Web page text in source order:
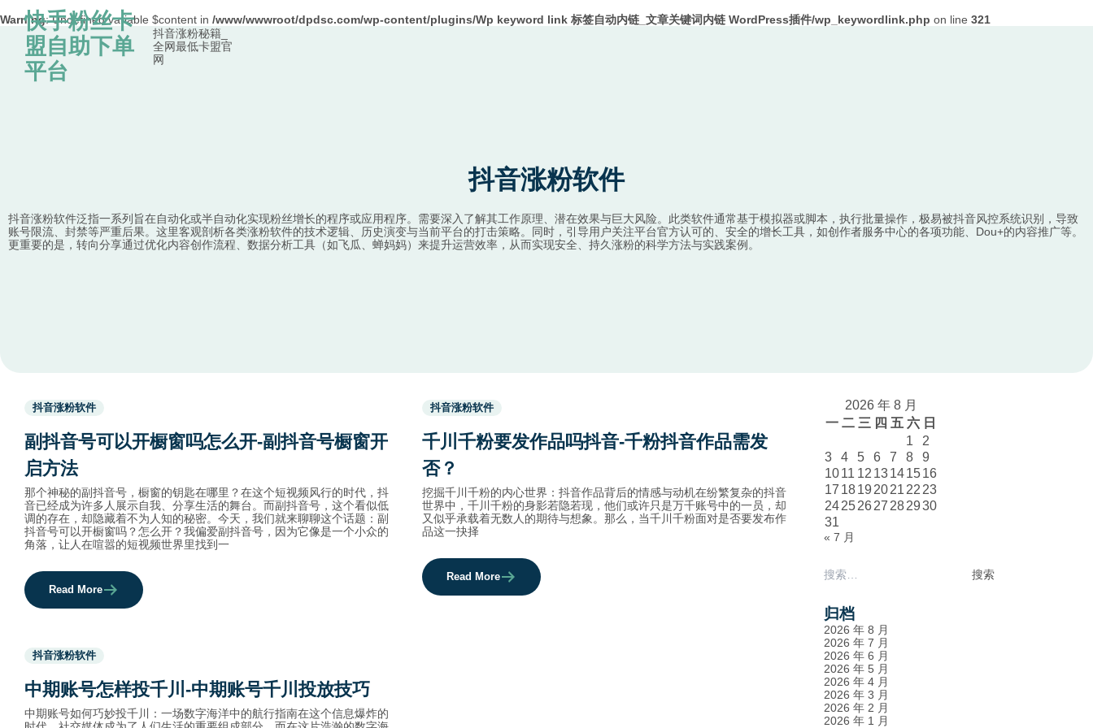
Warning: Undefined variable $content in /www/wwwroot/dpdsc.com/wp-content/plugins/Wp keyword link 标签自动内链_文章关键词内链 WordPress插件/wp_keywordlink.php on line 321
Skip to content
快手粉丝卡
盟自助下单
平台
抖音涨粉秘籍_
全网最低卡盟官
网
抖音涨粉软件
抖音涨粉软件泛指一系列旨在自动化或半自动化实现粉丝增长的程序或应用程序。需要深入了解其工作原理、潜在效果与巨大风险。此类软件通常基于模拟器或脚本，执行批量操作，极易被抖音风控系统识别，导致
账号限流、封禁等严重后果。这里客观剖析各类涨粉软件的技术逻辑、历史演变与当前平台的打击策略。同时，引导用户关注平台官方认可的、安全的增长工具，如创作者服务中心的各项功能、Dou+的内容推广等。
更重要的是，转向分享通过优化内容创作流程、数据分析工具（如飞瓜、蝉妈妈）来提升运营效率，从而实现安全、持久涨粉的科学方法与实践案例。
Used
before
category
names.
抖音涨粉软件
副抖音号可以开橱窗吗怎么开-副抖音号橱窗开
启方法
那个神秘的副抖音号，橱窗的钥匙在哪里？在这个短视频风行的时代，抖
音已经成为许多人展示自我、分享生活的舞台。而副抖音号，这个看似低
调的存在，却隐藏着不为人知的秘密。今天，我们就来聊聊这个话题：副
抖音号可以开橱窗吗？怎么开？我偏爱副抖音号，因为它像是一个小众的
角落，让人在喧嚣的短视频世界里找到一
Read More
Used
before
category
names.
抖音涨粉软件
千川千粉要发作品吗抖音-千粉抖音作品需发
否？
挖掘千川千粉的内心世界：抖音作品背后的情感与动机在纷繁复杂的抖音
世界中，千川千粉的身影若隐若现，他们或许只是万千账号中的一员，却
又似乎承载着无数人的期待与想象。那么，当千川千粉面对是否要发布作
品这一抉择
Read More
Used
before
names.
抖音涨粉软件
中期账号怎样投千川-中期账号千川投放技巧
中期账号如何巧妙投千川：一场数字海洋中的航行指南在这个信息爆炸的
2026 年 8 月
一 二 三 四 五 六 日
1
2
3
4 5 6 7 8
9
1011 12 13141516
17 1819 2021 22 23
24252627 282930
31
« 7 月
搜
归档
2026 年 8 月
2026 年 7 月
2026 年 6 月
2026 年 5 月
2026 年 4 月
2026 年 3 月
2026 年 2 月
2026 年 1 月